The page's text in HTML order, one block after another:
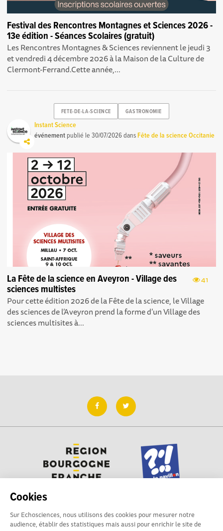
Cookies
Sur Echosciences, nous utilisons des cookies pour mesurer notre
audience, établir des statistiques mais aussi pour enrichir le site de
Festival des Rencontres Montagnes et Sciences 2026 -
13e édition - Séances Scolaires (gratuit)
Les Rencontres Montagnes & Sciences reviennent le jeudi 3
et vendredi 4 décembre 2026 à la Maison de la Culture de
Clermont-Ferrand.Cette année,...
FETE-DE-LA-SCIENCE GASTRONOMIE
Instant Science
événement publié le30/07/2026dansFête de la science Occitanie
41
La Fête de la science en Aveyron - Village des
sciences multistes
Pour cette édition 2026 de la Fête de la science, le Village
des sciences de l’Aveyron prend la forme d’un Village des
sciences multisites à...
Besoin d'aide pour utiliser Echosciences ? Écrivez vos
questions aux administrateurs de la plateforme